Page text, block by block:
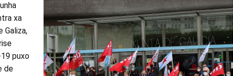
xa
Galiza,
puxo
de